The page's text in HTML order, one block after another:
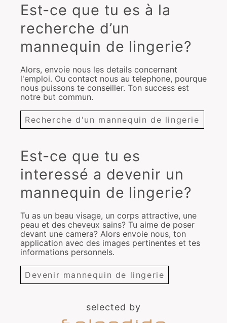
Est-ce que tu es à la
recherche d’un
mannequin de lingerie?
Alors, envoie nous les details concernant
l'emploi. Ou contact nous au telephone, pourque
nous puissons te conseiller. Ton success est
notre but commun.
Recherche d'un mannequin de lingerie
Est-ce que tu es
interessé a devenir un
mannequin de lingerie?
Tu as un beau visage, un corps attractive, une
peau et des cheveux sains? Tu aime de poser
devant une camera? Alors envoie nous, ton
application avec des images pertinentes et tes
informations personnels.
Devenir mannequin de lingerie
selected by